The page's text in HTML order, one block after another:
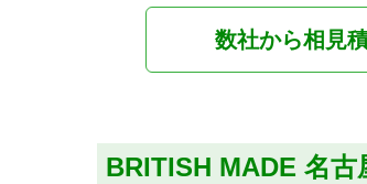
数社から相見
BRITISH MADE 名